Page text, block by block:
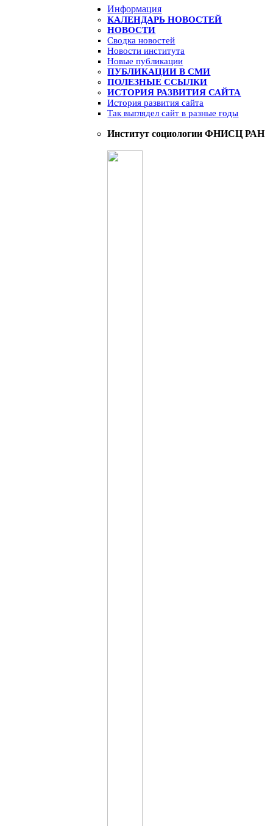
Информация
КАЛЕНДАРЬ НОВОСТЕЙ
НОВОСТИ
Сводка новостей
Новости института
Новые публикации
ПУБЛИКАЦИИ В СМИ
ПОЛЕЗНЫЕ ССЫЛКИ
ИСТОРИЯ РАЗВИТИЯ САЙТА
История развития сайта
Так выглядел сайт в разные годы
Институт социологии ФНИСЦ РАН